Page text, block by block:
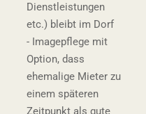
Dienstleistungen
etc.) bleibt im Dorf
- Imagepflege mit
Option, dass
ehemalige Mieter zu
einem späteren
Zeitpunkt als gute